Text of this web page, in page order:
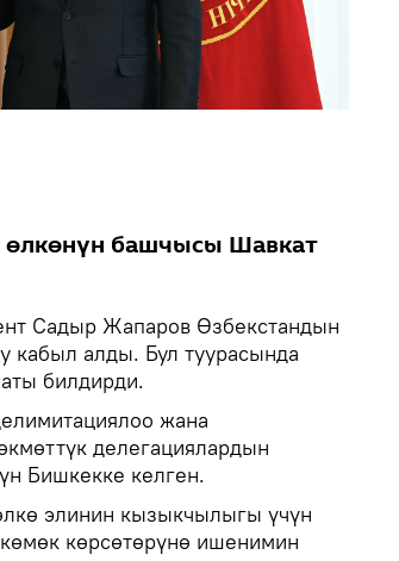
башчысы Шавкат
Садыр Жапаров Өзбекстандын
кабыл алды. Бул туурасында
билдирди.
жана
делегациялардын
Бишкекке келген.
элинин кызыкчылыгы үчүн
көрсөтөрүнө ишенимин